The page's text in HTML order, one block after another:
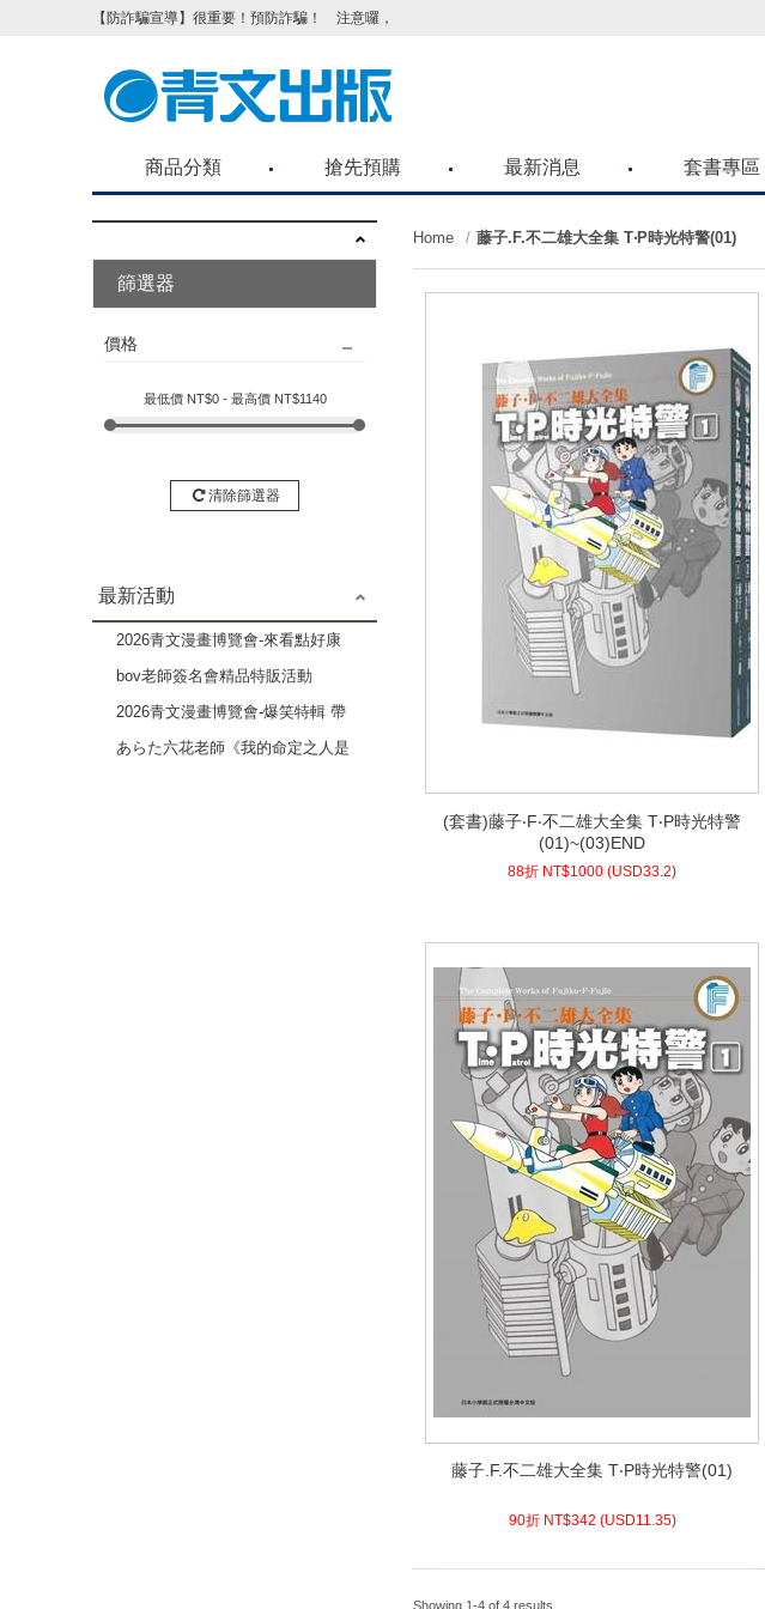
【防詐騙宣導】很重要！預防詐騙！ 注意囉，不要被騙了！請各位喜歡青文購物網的朋友們，提高警覺！
商品分類 搶先預購 最新消息 套書專區
篩選器
價格
最低價 NT$0- 最高價 NT$1140
清除篩選器
最新活動
2026青文漫畫博覽會-來看點好康
的吧 成人漫畫作品特輯-2本79折
bov老師簽名會精品特販活動
2026青文漫畫博覽會-爆笑特輯 帶
給你歡樂療癒的時光-3本82折
あらた六花老師《我的命定之人是
Home 藤子.F.不二雄大全集 T‧P時光特警(01)
(套書)藤子‧F‧不二雄大全集 T‧P時光特警
(01)~(03)END
88折 NT$1000 (USD33.2)
(01)~(03)END
88折 NT$
1000 (
USD
33.2)
藤子.F.不二雄大全集 T‧P時光特警(01)
90折 NT$342 (USD11.35)
Showing 1-4 of 4 results